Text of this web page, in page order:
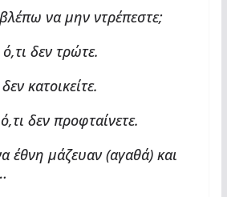
να μην ντρέπεστε;
δεν τρώτε.
κατοικείτε.
δεν προφταίνετε.
έθνη μάζευαν (αγαθά) και